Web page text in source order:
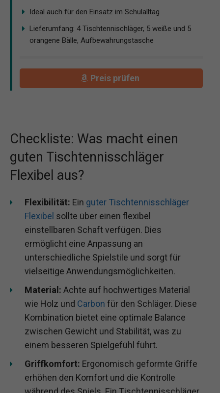
Ideal auch für den Einsatz im Schulalltag
Lieferumfang: 4 Tischtennischläger, 5 weiße und 5
orangene Bälle, Aufbewahrungstasche
Preis prüfen
Checkliste: Was macht einen
guten Tischtennisschläger
Flexibel aus?
Flexibilität: Ein guter Tischtennisschläger
Flexibel sollte über einen flexibel
einstellbaren Schaft verfügen. Dies
ermöglicht eine Anpassung an
unterschiedliche Spielstile und sorgt für
vielseitige Anwendungsmöglichkeiten.
Material: Achte auf hochwertiges Material
wie Holz und Carbon für den Schläger. Diese
Kombination bietet eine optimale Balance
zwischen Gewicht und Stabilität, was zu
einem besseren Spielgefühl führt.
Griffkomfort: Ergonomisch geformte Griffe
erhöhen den Komfort und die Kontrolle